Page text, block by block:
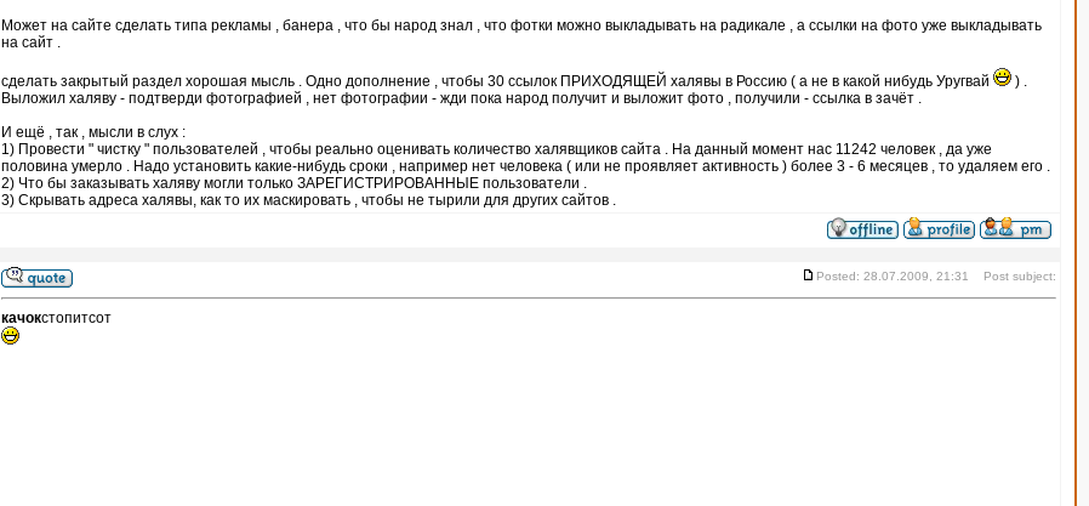
Может на сайте сделать типа рекламы , банера , что бы народ знал , что фотки можно выкладывать на радикале , а ссылки на фото уже выкладывать
на сайт .
сделать закрытый раздел хорошая мысль . Одно дополнение , чтобы 30 ссылок ПРИХОДЯЩЕЙ халявы в Россию ( а не в какой нибудь Уругвай
) .
Выложил халяву - подтверди фотографией , нет фотографии - жди пока народ получит и выложит фото , получили - ссылка в зачёт .
И ещё , так , мысли в слух :
1) Провести " чистку " пользователей , чтобы реально оценивать количество халявщиков сайта . На данный момент нас 11242 человек , да уже
половина умерло . Надо установить какие-нибудь сроки , например нет человека ( или не проявляет активность ) более 3 - 6 месяцев , то удаляем его .
2) Что бы заказывать халяву могли только ЗАРЕГИСТРИРОВАННЫЕ пользователи .
3) Скрывать адреса халявы, как то их маскировать , чтобы не тырили для других сайтов .
Posted: 28.07.2009, 21:31 Post subject:
качокстопитсот